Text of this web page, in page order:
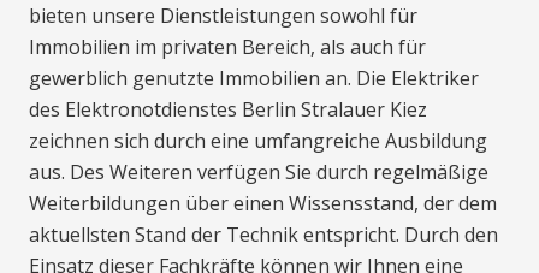
bieten unsere Dienstleistungen sowohl für
Immobilien im privaten Bereich, als auch für
gewerblich genutzte Immobilien an. Die Elektriker
des Elektronotdienstes Berlin Stralauer Kiez
zeichnen sich durch eine umfangreiche Ausbildung
aus. Des Weiteren verfügen Sie durch regelmäßige
Weiterbildungen über einen Wissensstand, der dem
aktuellsten Stand der Technik entspricht. Durch den
Einsatz dieser Fachkräfte können wir Ihnen eine